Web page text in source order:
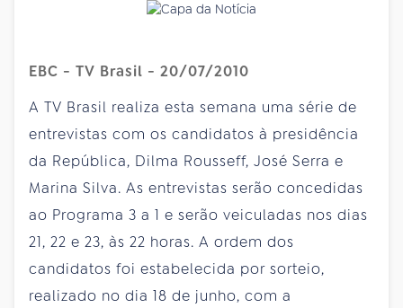
EBC - TV Brasil - 20/07/2010
A TV Brasil realiza esta semana uma série de
entrevistas com os candidatos à presidência
da República, Dilma Rousseff, José Serra e
Marina Silva. As entrevistas serão concedidas
ao Programa 3 a 1 e serão veiculadas nos dias
21, 22 e 23, às 22 horas. A ordem dos
candidatos foi estabelecida por sorteio,
realizado no dia 18 de junho, com a